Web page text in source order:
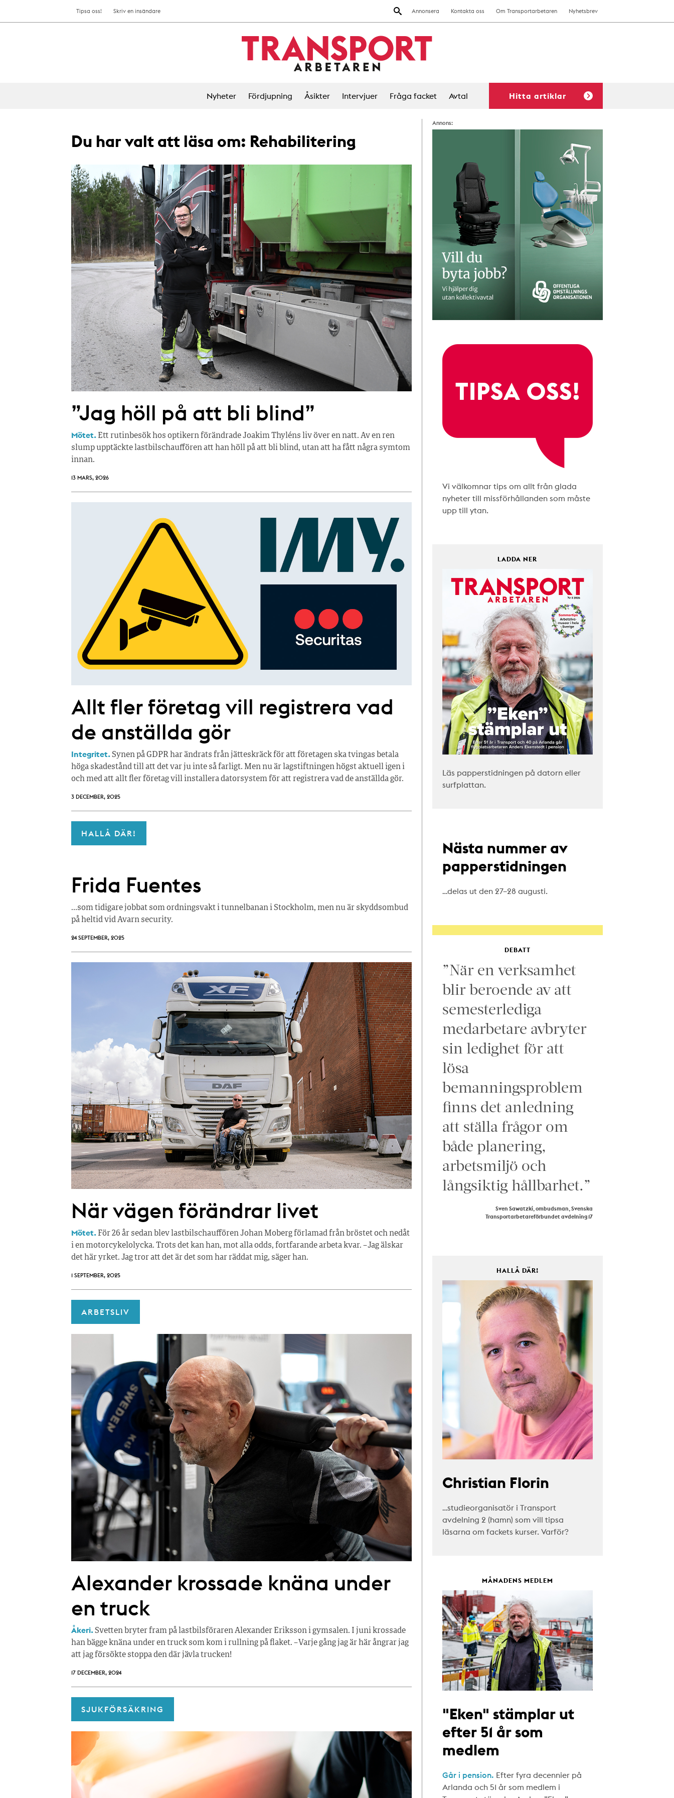
Annonsera Kontakta oss Om Transportarbetaren Nyhetsbrev
Tipsa oss! Skriv en insändare
Nyheter Fördjupning Åsikter Intervjuer Fråga facket Avtal Hitta artiklar
Du har valt att läsa om: Rehabilitering
”Jag höll på att bli blind”
Mötet. Ett rutinbesök hos optikern förändrade Joakim Thyléns liv över en natt. Av en ren
slump upptäckte lastbilschauffören att han höll på att bli blind, utan att ha fått några symtom
innan.
13 MARS, 2026
Allt fler företag vill registrera vad
de anställda gör
Integritet.Synen på GDPR har ändrats från jätteskräck för att företagen ska tvingas betala
höga skadestånd till att det var ju inte så farligt. Men nu är lagstiftningen högst aktuell igen i
och med att allt fler företag vill installera datorsystem för att registrera vad de anställda gör.
3 DECEMBER, 2025
HALLÅ DÄR!
Frida Fuentes
…som tidigare jobbat som ordningsvakt i tunnelbanan i Stockholm, men nu är skyddsombud
på heltid vid Avarn security.
24 SEPTEMBER, 2025
När vägen förändrar livet
Mötet. För 26 år sedan blev lastbilschauffören Johan Moberg förlamad från bröstet och nedåt
i en motorcykelolycka. Trots det kan han, mot alla odds, fortfarande arbeta kvar. – Jag älskar
det här yrket. Jag tror att det är det som har räddat mig, säger han.
1 SEPTEMBER, 2025
ARBETSLIV
Alexander krossade knäna under
en truck
Åkeri.Svetten bryter fram på lastbilsföraren Alexander Eriksson i gymsalen. I juni krossade
han bägge knäna under en truck som kom i rullning på flaket. – Varje gång jag är här ångrar jag
att jag försökte stoppa den där jävla trucken!
17 DECEMBER, 2024
SJUKFÖRSÄKRING
Annons:
Vi välkomnar tips om allt från glada
nyheter till missförhållanden som måste
upp till ytan.
LADDA NER
Läs papperstidningen på datorn eller
surfplattan.
Nästa nummer av
papperstidningen
…delas ut den 27–28 augusti.
DEBATT
”När en verksamhet
blir beroende av att
semesterlediga
medarbetare avbryter
sin ledighet för att
lösa
bemanningsproblem
finns det anledning
att ställa frågor om
både planering,
arbetsmiljö och
långsiktig hållbarhet.”
Sven Sawatzki, ombudsman, Svenska
Transportarbetareförbundet avdelning 17
HALLÅ DÄR!
Christian Florin
…studieorganisatör i Transport
avdelning 2 (hamn) som vill tipsa
läsarna om fackets kurser. Varför?
MÅNADENS MEDLEM
"Eken" stämplar ut
efter 51 år som
medlem
Går i pension. Efter fyra decennier på
Arlanda och 51 år som medlem i